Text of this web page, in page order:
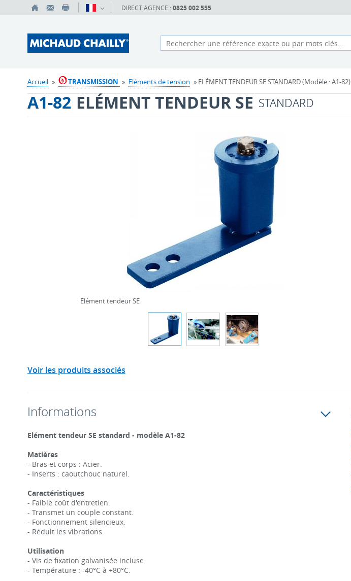
DIRECT AGENCE : 0825 002 555
Accueil » TRANSMISSION » Eléments de tension » ELÉMENT TENDEUR SE STANDARD (Modèle : A1-82)
A1-82 ELÉMENT TENDEUR SE STANDARD
Elément tendeur SE
Voir les produits associés
Informations
Elément tendeur SE standard - modèle A1-82
Matières
- Bras et corps : Acier.
- Inserts : caoutchouc naturel.
Caractéristiques
- Faible coût d'entretien.
- Transmet un couple constant.
- Fonctionnement silencieux.
- Réduit les vibrations.
Utilisation
- Vis de fixation galvanisée incluse.
- Température : -40°C à +80°C.